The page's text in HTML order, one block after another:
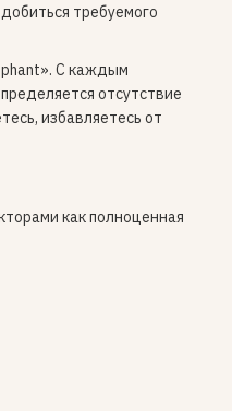
требуемого
С каждым
отсутствие
избавляетесь от
как полноценная